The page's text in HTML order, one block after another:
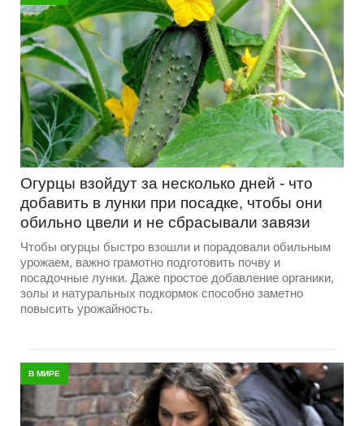
Огурцы взойдут за несколько дней - что
добавить в лунки при посадке, чтобы они
обильно цвели и не сбрасывали завязи
Чтобы огурцы быстро взошли и порадовали обильным
урожаем, важно грамотно подготовить почву и
посадочные лунки. Даже простое добавление органики,
золы и натуральных подкормок способно заметно
повысить урожайность.
В МИРЕ